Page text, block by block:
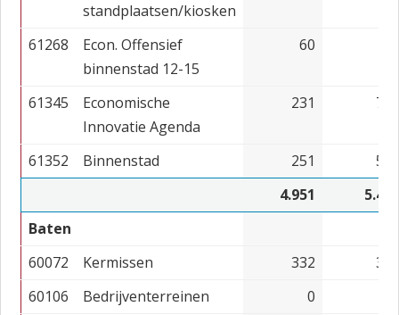
standplaatsen/kiosken
61268
Econ. Offensief
binnenstad 12-15
60
61345
Economische
Innovatie Agenda
231
61352 Binnenstad 251
4.951
Baten
60072
Kermissen 332
60106
Bedrijventerreinen 0